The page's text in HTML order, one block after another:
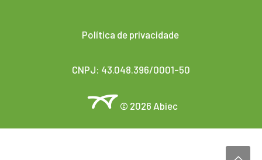
Política de privacidade
CNPJ: 43.048.396/0001-50
© 2026 Abiec